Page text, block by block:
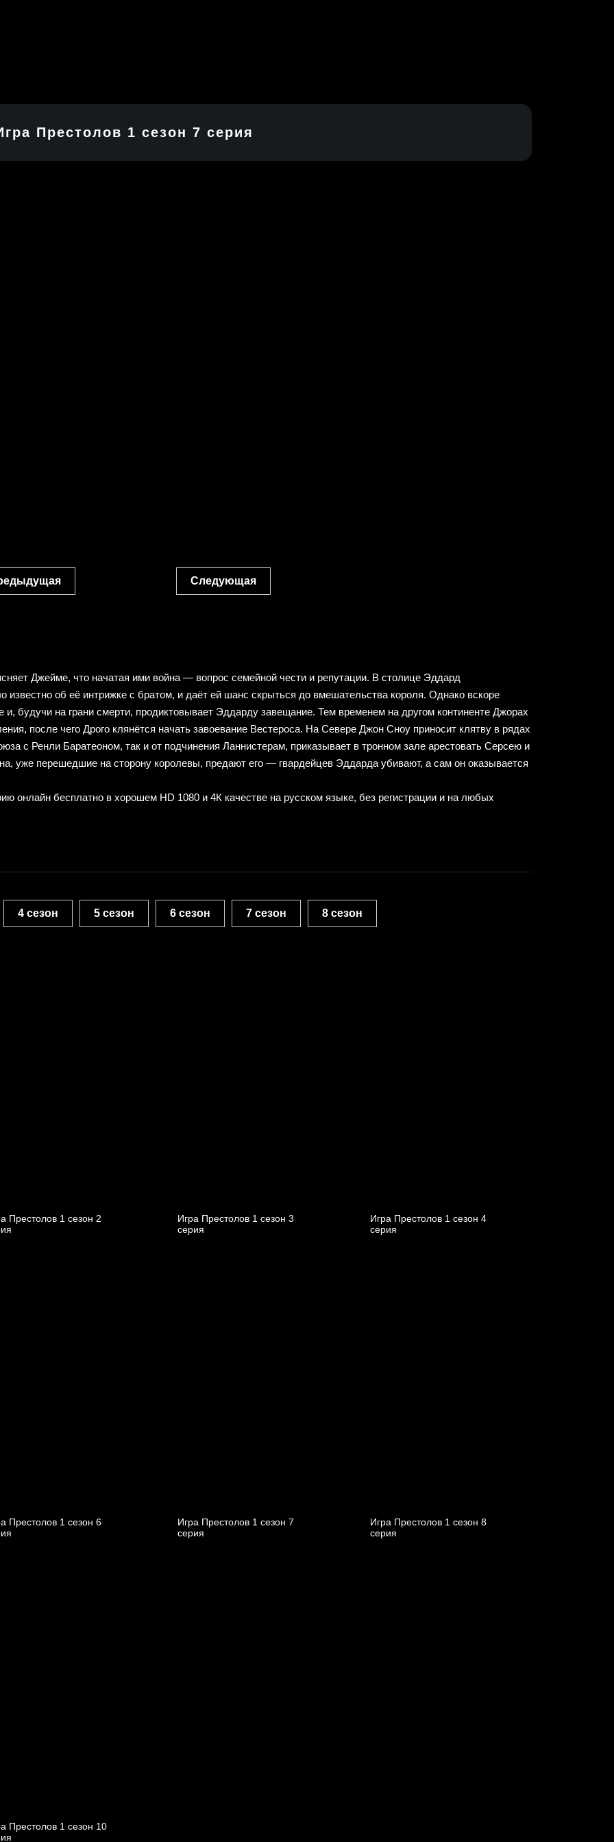
Престолов 1 cезон 7 cерия
Следующая
Джейме, что начатая ими война — вопрос семейной чести и репутации. В столице Эддард
известно об её интрижке с братом, и даёт ей шанс скрыться до вмешательства короля. Однако вскоре
и, будучи на грани смерти, продиктовывает Эддарду завещание. Тем временем на другом континенте Джорах
после чего Дрого клянётся начать завоевание Вестероса. На Севере Джон Сноу приносит клятву в рядах
с Ренли Баратеоном, так и от подчинения Ланнистерам, приказывает в тронном зале арестовать Серсею и
уже перешедшие на сторону королевы, предают его — гвардейцев Эддарда убивают, а сам он оказывается
онлайн бесплатно в хорошем HD 1080 и 4К качестве на русском языке, без регистрации и на любых
4 сезон 5 сезон 6 сезон 7 сезон 8 сезон
Престолов 1 cезон 2
Игра Престолов 1 cезон 3
cерия
Игра Престолов 1 cезон 4
cерия
Престолов 1 cезон 6
Игра Престолов 1 cезон 7
cерия
Игра Престолов 1 cезон 8
cерия
Престолов 1 cезон 10